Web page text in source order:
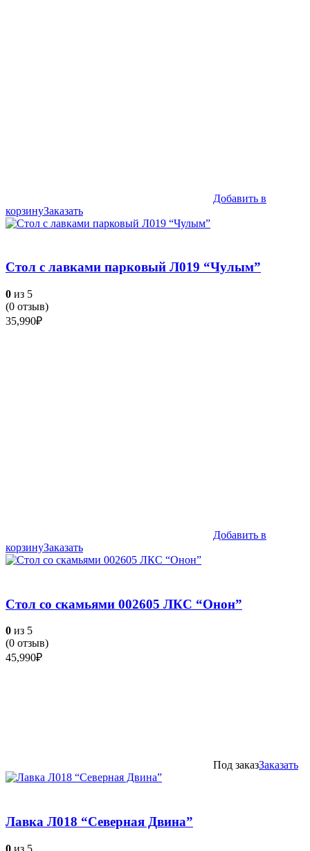
Добавить в
корзинуЗаказать
Стол с лавками парковый Л019 “Чулым”
0 из 5
(0 отзыв)
35,990₽
Добавить в
корзинуЗаказать
Стол со скамьями 002605 ЛКС “Онон”
0 из 5
(0 отзыв)
45,990₽
Под заказЗаказать
Лавка Л018 “Северная Двина”
0 из 5